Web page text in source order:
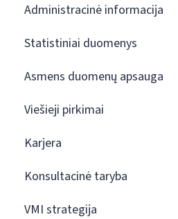
Administracinė informacija
Statistiniai duomenys
Asmens duomenų apsauga
Viešieji pirkimai
Karjera
Konsultacinė taryba
VMI strategija